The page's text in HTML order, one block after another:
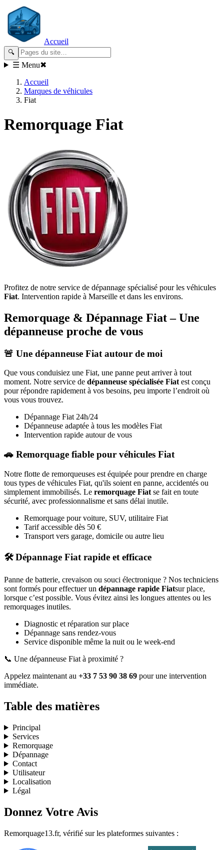
Accueil
🔍
☰ Menu✖
Accueil
Marques de véhicules
Fiat
Remorquage Fiat
Profitez de notre service de dépannage spécialisé pour les véhicules
Fiat. Intervention rapide à Marseille et dans les environs.
Remorquage & Dépannage Fiat– Une
dépanneuse proche de vous
🚨 Une dépanneuse Fiat autour de moi
Que vous conduisiez une Fiat, une panne peut arriver à tout
moment. Notre service de dépanneuse spécialisée Fiatest conçu
pour répondre rapidement à vos besoins, peu importe l’endroit où
vous vous trouvez.
Dépannage Fiat24h/24
Dépanneuse adaptée à tous les modèles Fiat
Intervention rapide autour de vous
🚗 Remorquage fiable pour véhicules Fiat
Notre flotte de remorqueuses est équipée pour prendre en charge
tous types de véhicules Fiat, qu'ils soient en panne, accidentés ou
simplement immobilisés. Le remorquage Fiat se fait en toute
sécurité, avec professionnalisme et sans délai inutile.
Remorquage pour voiture, SUV, utilitaire Fiat
Tarif accessible dès 50 €
Transport vers garage, domicile ou autre lieu
🛠️ Dépannage Fiat rapide et efficace
Panne de batterie, crevaison ou souci électronique ? Nos techniciens
sont formés pour effectuer un dépannage rapide Fiatsur place,
lorsque c’est possible. Vous évitez ainsi les longues attentes ou les
remorquages inutiles.
Diagnostic et réparation sur place
Dépannage sans rendez-vous
Service disponible même la nuit ou le week-end
📞 Une dépanneuse Fiat à proximité ?
Appelez maintenant au +33 7 53 90 38 69 pour une intervention
immédiate.
Table des matières
Principal
Services
Remorquage
Dépannage
Contact
Utilisateur
Localisation
Légal
Donnez Votre Avis
Remorquage13.fr, vérifié sur les plateformes suivantes :